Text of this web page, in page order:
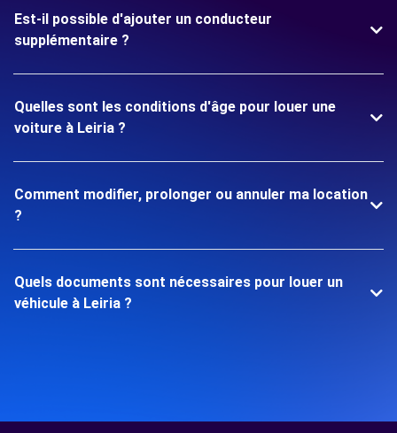
Est-il possible d'ajouter un conducteur
supplémentaire ?
Quelles sont les conditions d'âge pour louer une
voiture à Leiria ?
Comment modifier, prolonger ou annuler ma location
?
Quels documents sont nécessaires pour louer un
véhicule à Leiria ?